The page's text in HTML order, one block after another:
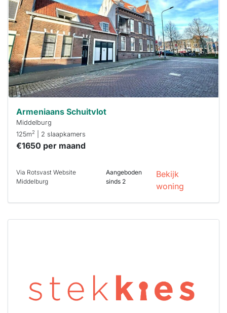
Om kans te
maken moet je
binnen 15
minuten
reageren.
Stekkies helpt
je hierbij!
Armeniaans Schuitvlot
Middelburg
125m2 | 2 slaapkamers
€1650 per maand
Via Rotsvast Website
Middelburg
Aangeboden
sinds 2
Bekijk
woning
binnen 15
minuten
reageren.
Stekkies helpt